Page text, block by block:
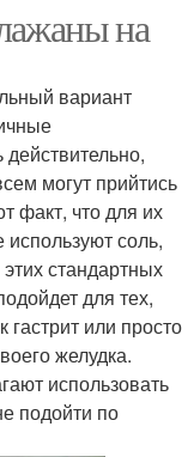
на
вариант
могут прийтись
факт, что для их
соль,
стандартных
для тех,
гастрит или просто
желудка.
использовать
подойти по